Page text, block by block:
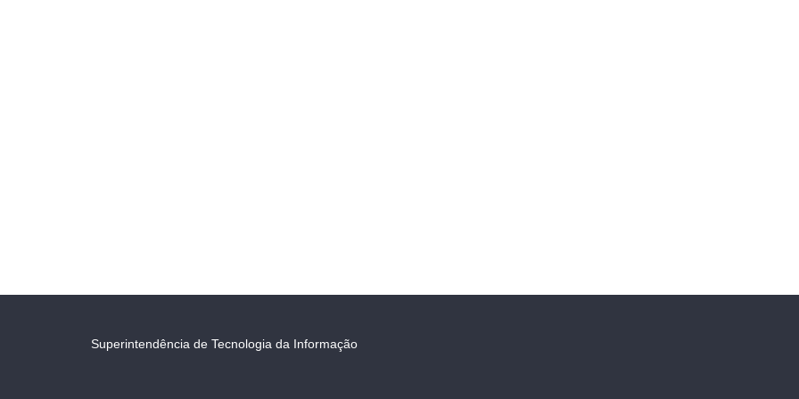
Superintendência de Tecnologia da Informação